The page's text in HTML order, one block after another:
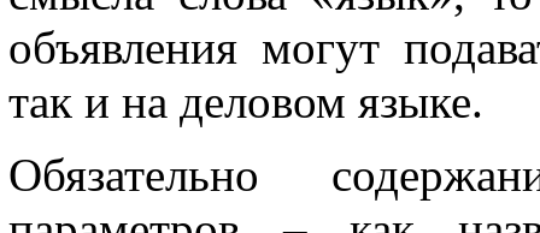
объявления могут
так и на деловом языке.
Обязательно